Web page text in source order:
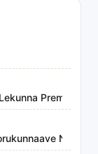
Nannu